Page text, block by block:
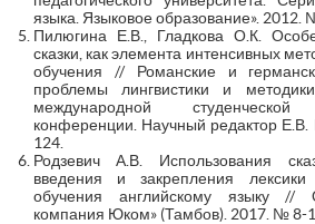
языка. Языковое образование». 2012.
Пилюгина Е.В., Гладкова О.К.
сказки, как элемента интенсивных
обучения // Романские и
проблемы лингвистики и
международной студенческой
конференции. Научный редактор
124.
Родзевич А.В. Использования
введения и закрепления
обучения английскому языку //
компания Юком» (Тамбов). 2017. № 8-1